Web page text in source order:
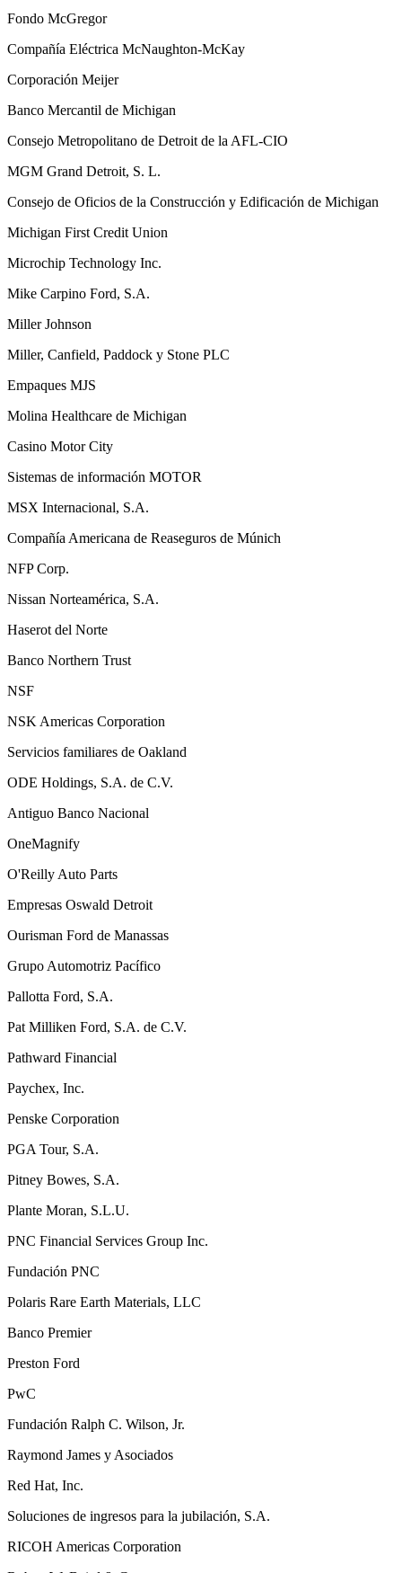
Fondo McGregor
Compañía Eléctrica McNaughton-McKay
Corporación Meijer
Banco Mercantil de Michigan
Consejo Metropolitano de Detroit de la AFL-CIO
MGM Grand Detroit, S. L.
Consejo de Oficios de la Construcción y Edificación de Michigan
Michigan First Credit Union
Microchip Technology Inc.
Mike Carpino Ford, S.A.
Miller Johnson
Miller, Canfield, Paddock y Stone PLC
Empaques MJS
Molina Healthcare de Michigan
Casino Motor City
Sistemas de información MOTOR
MSX Internacional, S.A.
Compañía Americana de Reaseguros de Múnich
NFP Corp.
Nissan Norteamérica, S.A.
Haserot del Norte
Banco Northern Trust
NSF
NSK Americas Corporation
Servicios familiares de Oakland
ODE Holdings, S.A. de C.V.
Antiguo Banco Nacional
OneMagnify
O'Reilly Auto Parts
Empresas Oswald Detroit
Ourisman Ford de Manassas
Grupo Automotriz Pacífico
Pallotta Ford, S.A.
Pat Milliken Ford, S.A. de C.V.
Pathward Financial
Paychex, Inc.
Penske Corporation
PGA Tour, S.A.
Pitney Bowes, S.A.
Plante Moran, S.L.U.
PNC Financial Services Group Inc.
Fundación PNC
Polaris Rare Earth Materials, LLC
Banco Premier
Preston Ford
PwC
Fundación Ralph C. Wilson, Jr.
Raymond James y Asociados
Red Hat, Inc.
Soluciones de ingresos para la jubilación, S.A.
RICOH Americas Corporation